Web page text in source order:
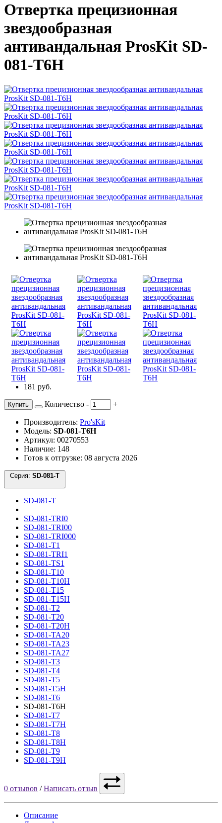
Отвертка прецизионная
звездообразная
антивандальная ProsKit SD-
081-T6H
181 руб.
Купить Количество - +
Производитель: Pro'sKit
Модель: SD-081-T6H
Артикул: 00270553
Наличие: 148
Готов к отгрузке: 08 августа 2026
Серия:
SD-081-T
SD-081-TRI0
SD-081-TRI00
SD-081-TRI000
SD-081-T1
SD-081-TRI1
SD-081-TS1
SD-081-T10
SD-081-T10H
SD-081-T15
SD-081-T15H
SD-081-T2
SD-081-T20
SD-081-T20H
SD-081-TA20
SD-081-TA23
SD-081-TA27
SD-081-T3
SD-081-T4
SD-081-T5
SD-081-T5H
SD-081-T6
SD-081-T6H
SD-081-T7
SD-081-T7H
SD-081-T8
SD-081-T8H
SD-081-T9
SD-081-T9H
0 отзывов /Написать отзыв
Описание